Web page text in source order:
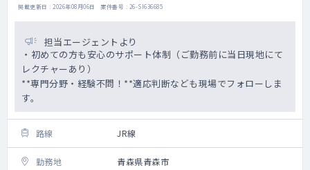
掲載更新日 : 2026年08月06日 案件番号 : 26-SI636685
担当エージェントより
・初めての方も安心のサポート体制（ご勤務前に当日現地にて
レクチャーあり）
**専門分野・経験不問！**適応判断なども現場でフォローしま
す。
路線 JR線
勤務地 青森県青森市